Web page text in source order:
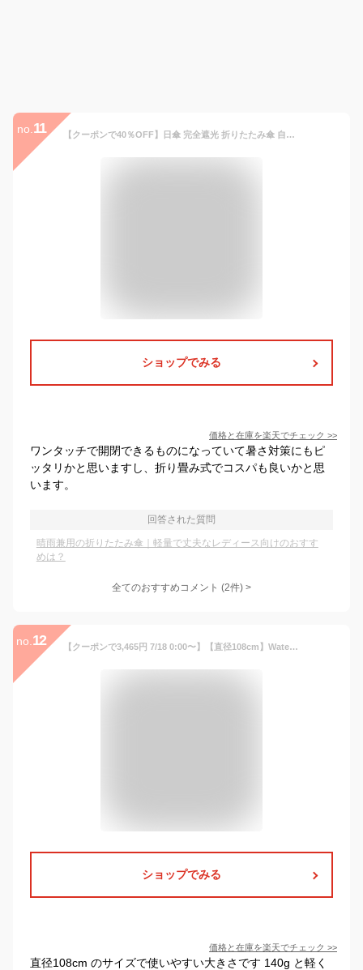
no. 11 【クーポンで40％OFF】日傘 完全遮光 折りたたみ傘 自動開閉 形状記憶 3秒で畳める 傘 レディース 軽量 晴雨兼用 遮熱 涼しい -20℃ 瞬間冷却 UVカット 100% 11色展開 撥水 丈夫 耐風 ワンタッチ 折り畳み傘 フック付き おしゃれ 梅雨 暑さ対策 紫外線対策 ギフト CAVMHOT
ショップでみる
価格と在庫を楽天でチェック >>
ワンタッチで開閉できるものになっていて暑さ対策にもピ
ッタリかと思いますし、折り畳み式でコスパも良いかと思
います。
回答された質問
晴雨兼用の折りたたみ傘｜軽量で丈夫なレディース向けのおすす
めは？
全てのおすすめコメント (2件) >
no. 12 【クーポンで3,465円 7/18 0:00〜】【直径108cm】Waterfront 公式 折りたたみ傘 日傘 晴雨兼用『スキニーライト』 60cm レディース メンズ UVカット 軽量 軽い コンパクト 丈夫 細い 日傘 軽量 UVカット 超撥水 撥水 雨傘 通勤 通学 小学生 子供
ショップでみる
価格と在庫を楽天でチェック >>
直径108cm のサイズで使いやすい大きさです 140g と軽く